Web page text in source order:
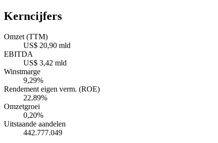
Kerncijfers
Omzet (TTM)
US$ 20,90 mld
EBITDA
US$ 3,42 mld
Winstmarge
9,29%
Rendement eigen verm. (ROE)
22,89%
Omzetgroei
0,20%
Uitstaande aandelen
442.777.049